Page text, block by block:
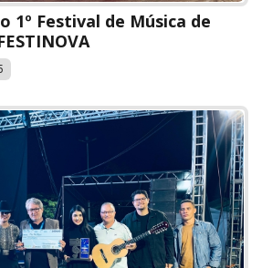
1º Festival de Música de